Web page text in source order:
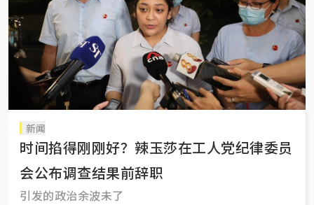
新闻
时间掐得刚刚好？辣玉莎在工人党纪律委员
会公布调查结果前辞职
引发的政治余波未了